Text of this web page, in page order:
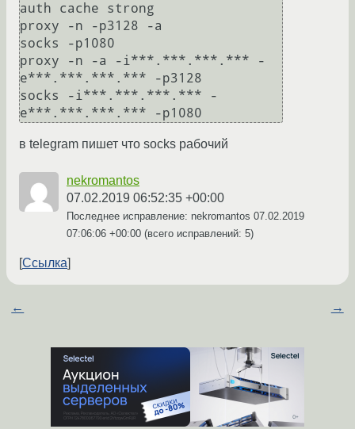
auth cache strong
proxy -n -p3128 -a
socks -p1080
proxy -n -a -i***.***.***.*** -
e***.***.***.*** -p3128
socks -i***.***.***.*** -
e***.***.***.*** -p1080
в telegram пишет что socks рабочий
nekromantos
07.02.2019 06:52:35 +00:00
Последнее исправление: nekromantos 07.02.2019
07:06:06 +00:00 (всего исправлений: 5)
Ссылка
← →